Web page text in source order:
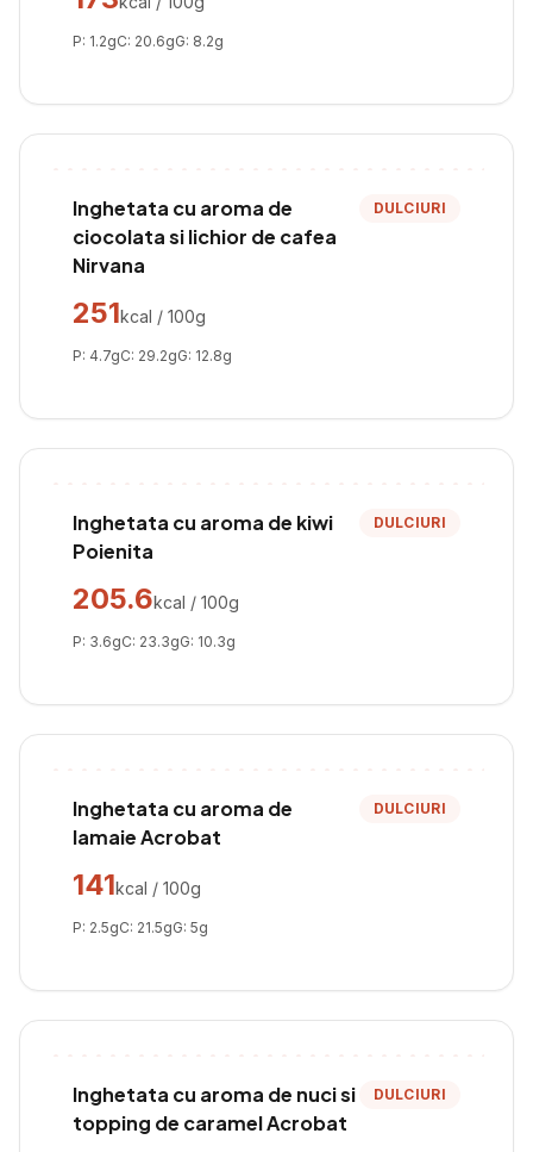
P: 1.2gC: 20.6gG: 8.2g
Inghetata cu aroma de
ciocolata si lichior de cafea
Nirvana
DULCIURI
251kcal / 100g
P: 4.7gC: 29.2gG: 12.8g
Inghetata cu aroma de kiwi
Poienita
DULCIURI
205.6kcal / 100g
P: 3.6gC: 23.3gG: 10.3g
Inghetata cu aroma de
lamaie Acrobat
DULCIURI
141kcal / 100g
P: 2.5gC: 21.5gG: 5g
Inghetata cu aroma de nuci si
topping de caramel Acrobat
DULCIURI